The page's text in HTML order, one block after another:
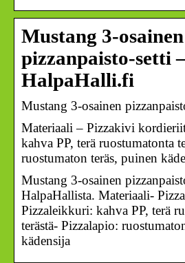
Mustang 3-osainen
pizzanpaisto-setti
HalpaHalli.fi
Mustang 3-osainen
Materiaali – Pizzakivi
kahva PP, terä ruostumatonta
ruostumaton teräs, puinen
Mustang 3-osainen
HalpaHallista. Materiaali-
Pizzaleikkuri: kahva PP, terä
terästä- Pizzalapio:
kädensija